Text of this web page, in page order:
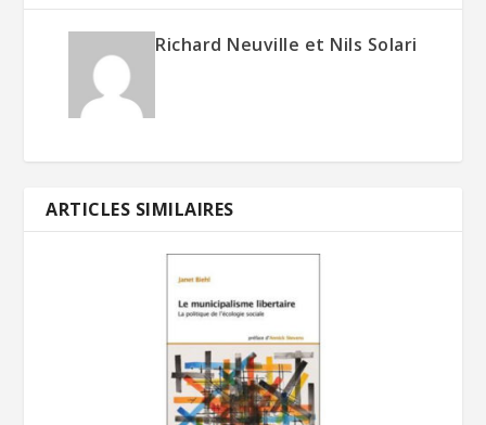
Richard Neuville et Nils Solari
ARTICLES SIMILAIRES